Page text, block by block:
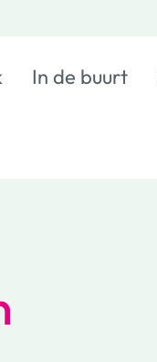
In de buurt